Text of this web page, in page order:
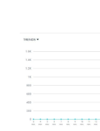
Image